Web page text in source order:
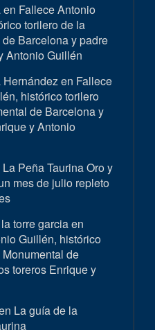
en Fallece Antonio
torilero de la
Barcelona y padre
Antonio Guillén
en Fallece
histórico torilero
de Barcelona y
y Antonio
La Peña Taurina Oro y
mes de julio repleto
torre garcia en
Guillén, histórico
de
toreros Enrique y
La guía de la